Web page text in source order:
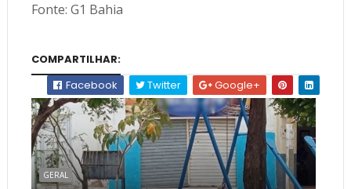
Fonte: G1 Bahia
COMPARTILHAR:
Facebook
Twitter Google+
GERAL